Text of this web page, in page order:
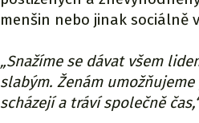
menšin nebo jinak sociálně
„Snažíme se dávat všem
slabým. Ženám
scházejí a tráví společně